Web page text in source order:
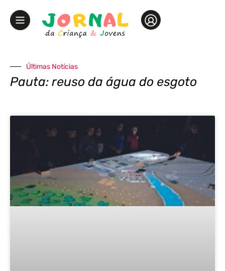
Últimas Notícias
Pauta: reuso da água do esgoto